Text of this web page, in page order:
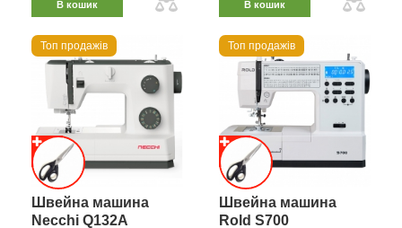
В кошик В кошик
Топ продажів
Швейна машина
Necchi Q132A
Топ продажів
Швейна машина
Rold S700